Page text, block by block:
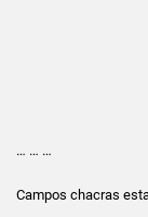
… … …
Campos chacras